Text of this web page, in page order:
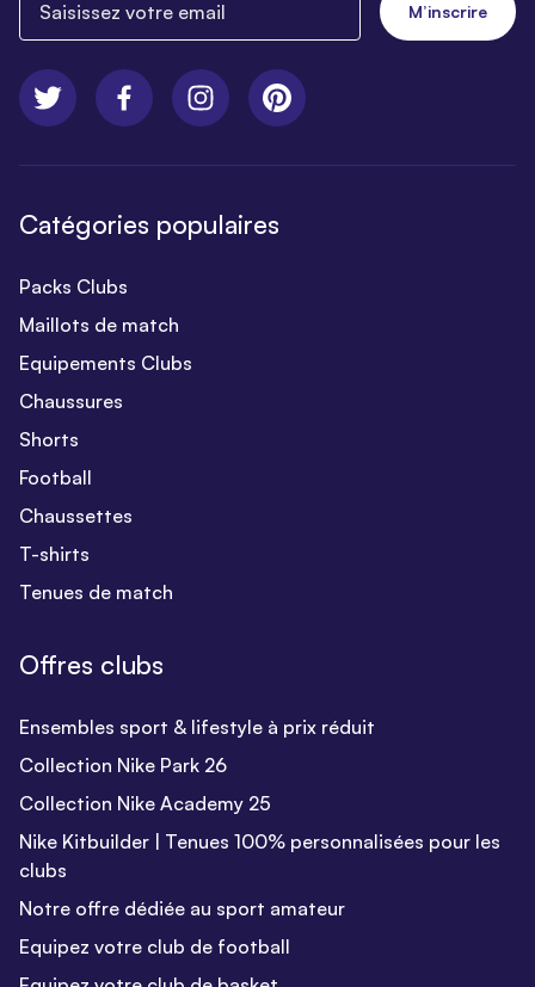
M’inscrire
Catégories populaires
Packs Clubs
Maillots de match
Equipements Clubs
Chaussures
Shorts
Football
Chaussettes
T-shirts
Tenues de match
Offres clubs
Ensembles sport & lifestyle à prix réduit
Collection Nike Park 26
Collection Nike Academy 25
Nike Kitbuilder | Tenues 100% personnalisées pour les
clubs
Notre offre dédiée au sport amateur
Equipez votre club de football